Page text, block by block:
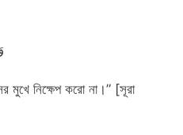
মুখে নিক্ষেপ করো না।” [সূরা